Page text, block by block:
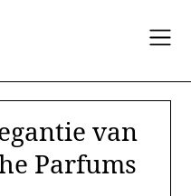
van
Parfums